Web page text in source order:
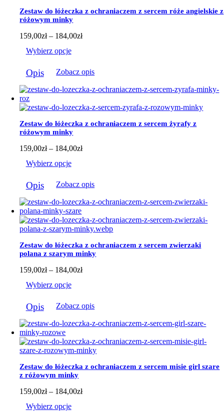
Zestaw do łóżeczka z ochraniaczem z sercem róże angielskie z
różowym minky
159,00zł – 184,00złZakres
do
Wybierz opcje
produkt
ma
wiele
wariantów.
Opcje
można
wybrać
na
stronie
Opis Zobacz opis
Zestaw do łóżeczka z ochraniaczem z sercem żyrafy z
różowym minky
159,00zł – 184,00złZakres
do
Wybierz opcje
produkt
ma
wiele
wariantów.
Opcje
można
wybrać
na
stronie
produktu
Opis Zobacz opis
Zestaw do łóżeczka z ochraniaczem z sercem zwierzaki
polana z szarym minky
159,00zł – 184,00złZakres
do
Wybierz opcje
produkt
ma
wiele
wariantów.
Opcje
można
wybrać
na
stronie
produktu
Opis Zobacz opis
Zestaw do łóżeczka z ochraniaczem z sercem misie girl szare
z różowym minky
159,00zł – 184,00złZakres
Wybierz opcje